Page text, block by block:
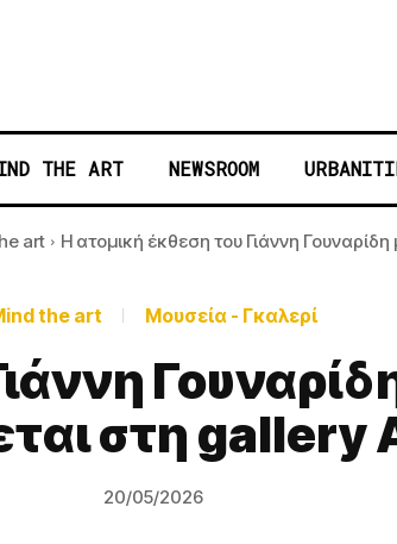
THE ART NEWSROOM
art Η ατομική έκθεση του Γιάννη Γουναρίδη
the art Μουσεία - Γκαλερί
στη gallery
20/05/2026